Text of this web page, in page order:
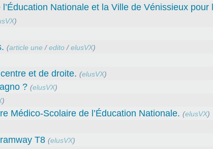
Nationale et la Ville de Vénissieux pour
)
(article une/edito/elusVX)
et de droite. (elusVX)
? (elusVX)
)
Médico-Scolaire de l’Éducation Nationale. (elusVX)
T8 (elusVX)